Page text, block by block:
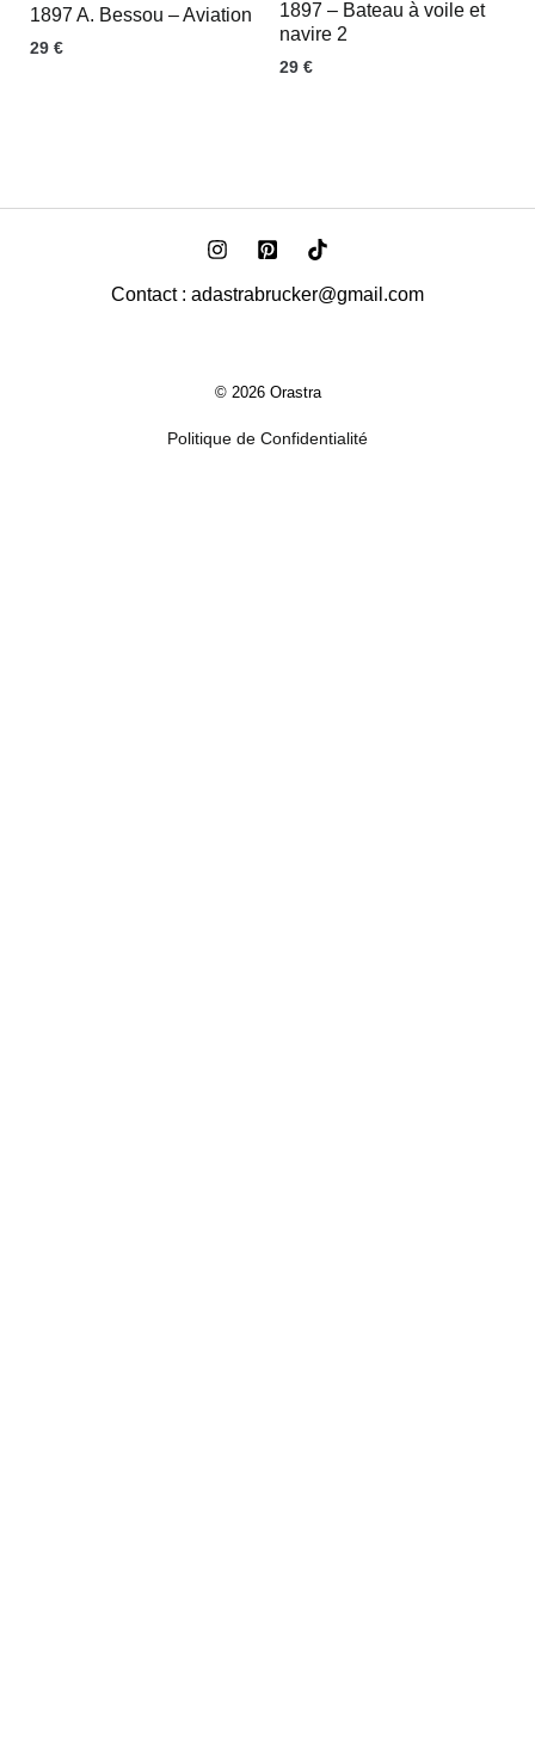
1897 A. Bessou – Aviation
29 €
1897 – Bateau à voile et
navire 2
29 €
Contact : adastrabrucker@gmail.com
© 2026 Orastra
Politique de Confidentialité